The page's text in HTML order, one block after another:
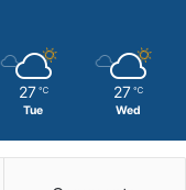
27 ℃
Tue
27 ℃
Wed